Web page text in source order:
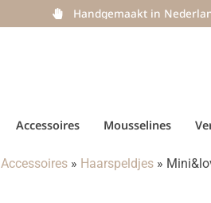
Handgemaakt in
Accessoires Mousselines
Accessoires » Haarspeldjes »